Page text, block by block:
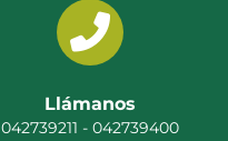
Llámanos
042739211 - 042739400